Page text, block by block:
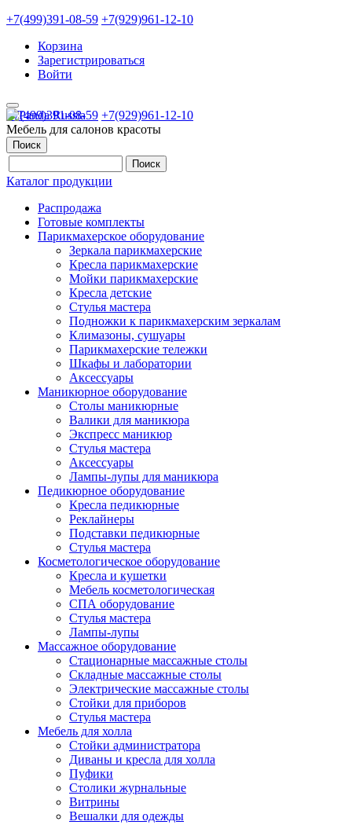
+7(499)391-08-59 +7(929)961-12-10
Корзина
Зарегистрироваться
Войти
+7(499)391-08-59 +7(929)961-12-10
Мебель для салонов красоты
Поиск
Каталог продукции
Распродажа
Готовые комплекты
Парикмахерское оборудование
Зеркала парикмахерские
Кресла парикмахерские
Мойки парикмахерские
Кресла детские
Стулья мастера
Подножки к парикмахерским зеркалам
Климазоны, сушуары
Парикмахерские тележки
Шкафы и лаборатории
Аксессуары
Маникюрное оборудование
Столы маникюрные
Валики для маникюра
Экспресс маникюр
Стулья мастера
Аксессуары
Лампы-лупы для маникюра
Педикюрное оборудование
Кресла педикюрные
Реклайнеры
Подставки педикюрные
Стулья мастера
Косметологическое оборудование
Кресла и кушетки
Мебель косметологическая
СПА оборудование
Стулья мастера
Лампы-лупы
Массажное оборудование
Стационарные массажные столы
Складные массажные столы
Электрические массажные столы
Стойки для приборов
Стулья мастера
Мебель для холла
Стойки администратора
Диваны и кресла для холла
Пуфики
Столики журнальные
Витрины
Вешалки для одежды